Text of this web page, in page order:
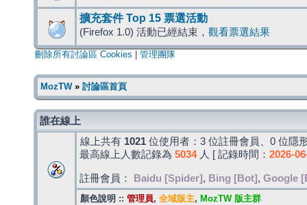
擴充套件 Top 15 票選活動
(Firefox 1.0) 活動已經結束， 觀看票選結果
刪除所有討論區 Cookies 管理團隊
MozTW» 討論區首頁
誰在線上
線上共有 1021 位使用者：3 位註冊會員、0 位隱
最高線上人數記錄為 5034人 [ 記錄時間： 2026-
註冊會員： Baidu [Spider] , Bing [Bot] , Google
顏色說明 :: 管理員, 全域版主, MozTW 版主群